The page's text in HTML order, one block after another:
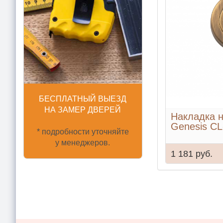
БЕСПЛАТНЫЙ ВЫЕЗД
НА ЗАМЕР ДВЕРЕЙ
* подробности уточняйте
у менеджеров.
Накладка
Genesis
1 181 руб.